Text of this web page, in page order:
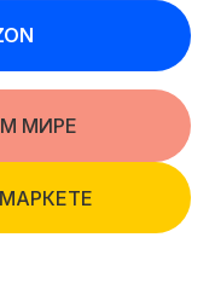
МИРЕ